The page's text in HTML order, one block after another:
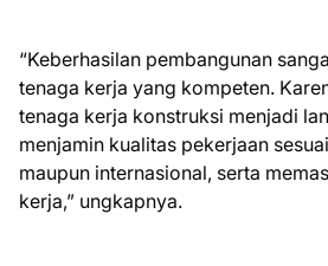
“Keberhasilan pembangunan
tenaga kerja yang kompeten.
tenaga kerja konstruksi menjadi
menjamin kualitas pekerjaan
maupun internasional, serta
kerja,” ungkapnya.